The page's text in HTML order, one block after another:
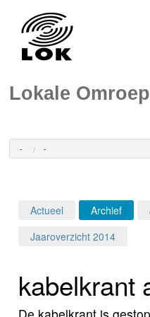
Lokale
- -
Programma's
Actueel Archief
Jaaroverzicht 2014
kabelkrant